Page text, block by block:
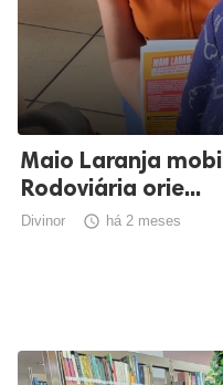
Maio Laranja
Rodoviária orie...
Divinor  há 2 meses